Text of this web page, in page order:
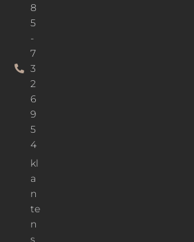
8
5
-
7
3
2
6
9
5
4
kl
a
n
te
n
s